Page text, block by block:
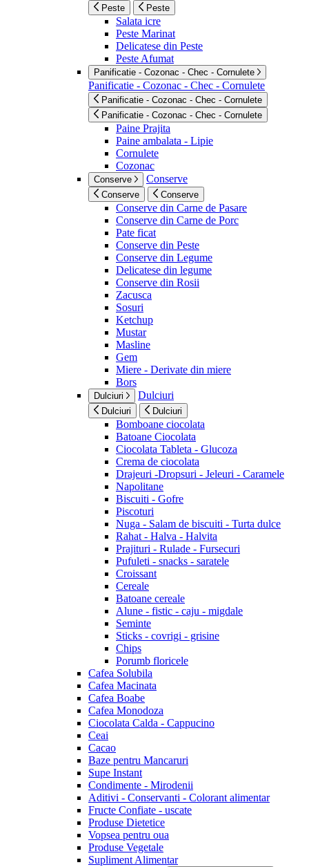
Peste Peste
Salata icre
Peste Marinat
Delicatese din Peste
Peste Afumat
Panificatie - Cozonac - Chec - Cornulete
Panificatie - Cozonac - Chec - Cornulete
Panificatie - Cozonac - Chec - Cornulete
Panificatie - Cozonac - Chec - Cornulete
Paine Prajita
Paine ambalata - Lipie
Cornulete
Cozonac
Conserve Conserve
Conserve Conserve
Conserve din Carne de Pasare
Conserve din Carne de Porc
Pate ficat
Conserve din Peste
Conserve din Legume
Delicatese din legume
Conserve din Rosii
Zacusca
Sosuri
Ketchup
Mustar
Masline
Gem
Miere - Derivate din miere
Bors
Dulciuri Dulciuri
Dulciuri Dulciuri
Bomboane ciocolata
Batoane Ciocolata
Ciocolata Tableta - Glucoza
Crema de ciocolata
Drajeuri -Dropsuri - Jeleuri - Caramele
Napolitane
Biscuiti - Gofre
Piscoturi
Nuga - Salam de biscuiti - Turta dulce
Rahat - Halva - Halvita
Prajituri - Rulade - Fursecuri
Pufuleti - snacks - saratele
Croissant
Cereale
Batoane cereale
Alune - fistic - caju - migdale
Seminte
Sticks - covrigi - grisine
Chips
Porumb floricele
Cafea Solubila
Cafea Macinata
Cafea Boabe
Cafea Monodoza
Ciocolata Calda - Cappucino
Ceai
Cacao
Baze pentru Mancaruri
Supe Instant
Condimente - Mirodenii
Aditivi - Conservanti - Colorant alimentar
Fructe Confiate - uscate
Produse Dietetice
Vopsea pentru oua
Produse Vegetale
Supliment Alimentar